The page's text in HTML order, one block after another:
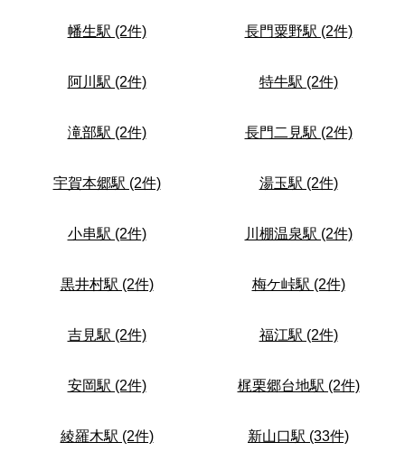
幡生駅 (2件) 長門粟野駅 (2件)
阿川駅 (2件) 特牛駅 (2件)
滝部駅 (2件) 長門二見駅 (2件)
宇賀本郷駅 (2件) 湯玉駅 (2件)
小串駅 (2件) 川棚温泉駅 (2件)
黒井村駅 (2件) 梅ケ峠駅 (2件)
吉見駅 (2件) 福江駅 (2件)
安岡駅 (2件) 梶栗郷台地駅 (2件)
綾羅木駅 (2件) 新山口駅 (33件)